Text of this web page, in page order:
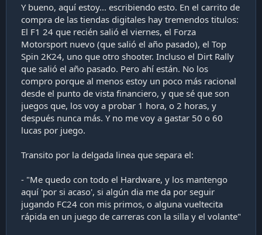
Y bueno, aquí estoy... escribiendo esto. En el carrito de
compra de las tiendas digitales hay tremendos titulos:
El F1 24 que recién salió el viernes, el Forza
Motorsport nuevo (que salió el año pasado), el Top
Spin 2K24, uno que otro shooter. Incluso el Dirt Rally
que salió el año pasado. Pero ahí están. No los
compro porque al menos estoy un poco más racional
desde el punto de vista financiero, y que sé que son
juegos que, los voy a probar 1 hora, o 2 horas, y
después nunca más. Y no me voy a gastar 50 o 60
lucas por juego.
Transito por la delgada linea que separa el:
- "Me quedo con todo el Hardware, y los mantengo
aquí 'por si acaso', si algún dia me da por seguir
jugando FC24 con mis primos, o alguna vueltecita
rápida en un juego de carreras con la silla y el volante"